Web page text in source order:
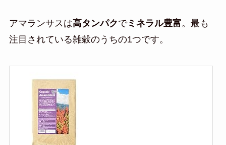
アマランサスは高タンパクでミネラル豊富。最も
注目されている雑穀のうちの1つです。